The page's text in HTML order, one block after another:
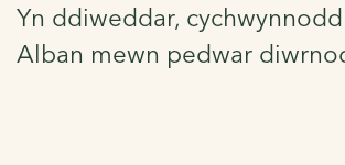
Yn ddiweddar,
Alban mewn pedwar